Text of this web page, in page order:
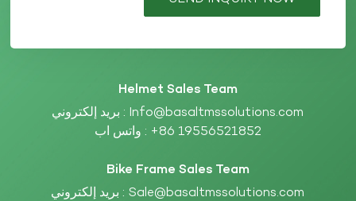
Helmet Sales Team
بريد إلكتروني : Info@basaltmssolutions.com
واتس اب : +86 19556521852
Bike Frame Sales Team
بريد إلكتروني : Sale@basaltmssolutions.com